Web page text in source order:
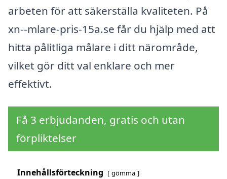
arbeten för att säkerställa kvaliteten. På
xn--mlare-pris-15a.se får du hjälp med att
hitta pålitliga målare i ditt närområde,
vilket gör ditt val enklare och mer
effektivt.
Få 3 erbjudanden, gratis och utan
förpliktelser
Innehållsförteckning gömma